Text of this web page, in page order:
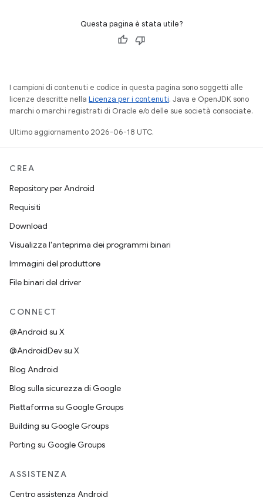
Questa pagina è stata utile?
I campioni di contenuti e codice in questa pagina sono soggetti alle
licenze descritte nella Licenza per i contenuti. Java e OpenJDK sono
marchi o marchi registrati di Oracle e/o delle sue società consociate.
Ultimo aggiornamento 2026-06-18 UTC.
CREA
Repository per Android
Requisiti
Download
Visualizza l'anteprima dei programmi binari
Immagini del produttore
File binari del driver
CONNECT
@Android su X
@AndroidDev su X
Blog Android
Blog sulla sicurezza di Google
Piattaforma su Google Groups
Building su Google Groups
Porting su Google Groups
ASSISTENZA
Centro assistenza Android